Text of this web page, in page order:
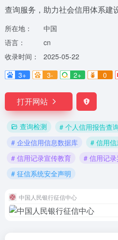
查询服务，助力社会信用体系建
所在地：
中国
语言：
cn
收录时间：
2025-05-22
3+
3- 2+ 0
打开网站
查询检测 # ‌个人信用报告查
# ‌企业信用信息数据库‌
# ‌信用
# ‌信用记录宣传教育‌
# ‌信用记
# ‌征信系统安全声明‌
中国人民银行征信中心